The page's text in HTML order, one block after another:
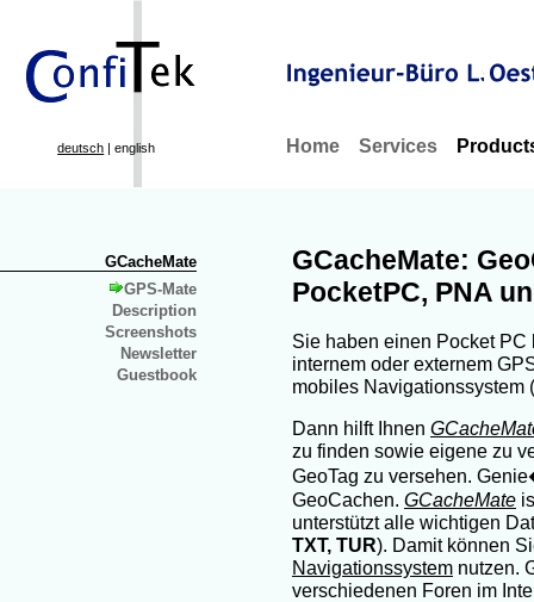
deutsch | english Home Services
GCacheMate
GPS-Mate
Description
Screenshots
Newsletter
Guestbook
GCacheMate:
PocketPC, PNA
Sie haben einen Pocket PC
internem oder externem
mobiles Navigationssystem (
Dann hilft Ihnen
zu finden sowie eigene zu
GeoTag zu versehen.
GeoCachen. GCacheMate
unterstützt alle wichtigen
TXT, TUR). Damit können
Navigationssystem nutzen.
verschiedenen Foren im